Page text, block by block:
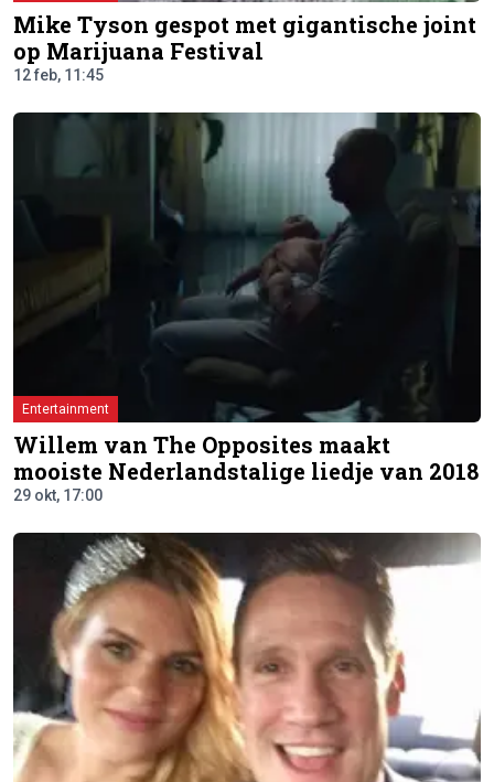
Mike Tyson gespot met gigantische joint
op Marijuana Festival
12 feb, 11:45
Entertainment
Willem van The Opposites maakt
mooiste Nederlandstalige liedje van 2018
29 okt, 17:00